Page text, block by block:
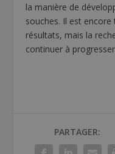
la manière de
souches. Il est
résultats, mais la
continuer à
PARTAGER: